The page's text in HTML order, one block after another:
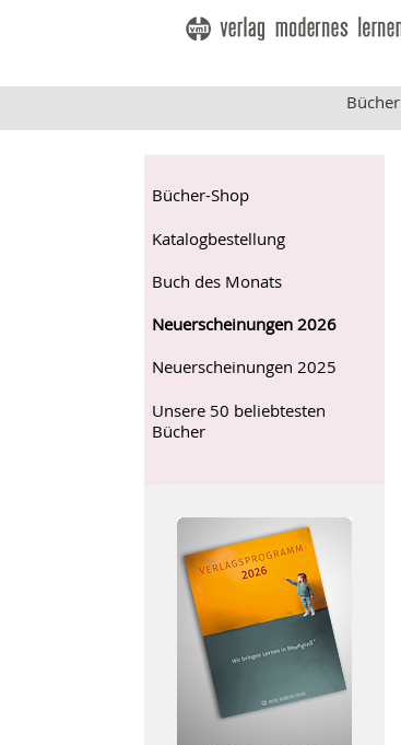
Bücher
Bücher-Shop
Katalogbestellung
Buch des Monats
Neuerscheinungen 2026
Neuerscheinungen 2025
Unsere 50 beliebtesten
Bücher